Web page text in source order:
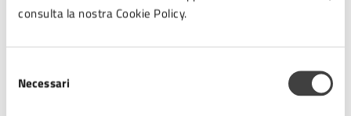
consulta la nostra Cookie Policy.
delNecessari
07